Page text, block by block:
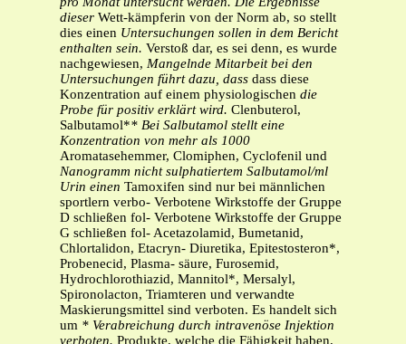
dieser Wett-kämpferin von der Norm ab, so stellt
dies einen Untersuchungen sollen in dem Bericht
enthalten sein. Verstoß dar, es sei denn, es wurde
nachgewiesen, Mangelnde Mitarbeit bei den
Untersuchungen führt dazu, dass dass diese
Konzentration auf einem physiologischen die
Probe für positiv erklärt wird. Clenbuterol,
Salbutamol** Bei Salbutamol stellt eine
Konzentration von mehr als 1000
Aromatasehemmer, Clomiphen, Cyclofenil und
Nanogramm nicht sulphatiertem Salbutamol/ml
Urin einen Tamoxifen sind nur bei männlichen
sportlern verbo- Verbotene Wirkstoffe der Gruppe
D schließen fol- Verbotene Wirkstoffe der Gruppe
G schließen fol- Acetazolamid, Bumetanid,
Chlortalidon, Etacryn- Diuretika, Epitestosteron*,
Probenecid, Plasma- säure, Furosemid,
Hydrochlorothiazid, Mannitol*, Mersalyl,
Spironolacton, Triamteren und verwandte
Maskierungsmittel sind verboten. Es handelt sich
um * Verabreichung durch intravenöse Injektion
verboten. Produkte, welche die Fähigkeit haben,